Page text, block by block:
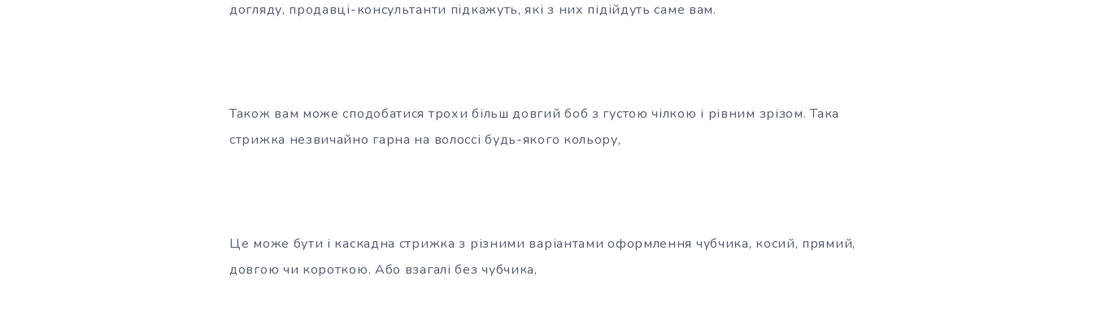
догляду, продавці-консультанти підкажуть, які з них підійдуть саме вам.
Також вам може сподобатися трохи більш довгий боб з густою чілкою і рівним зрізом. Така
стрижка незвичайно гарна на волоссі будь-якого кольору,
Це може бути і каскадна стрижка з різними варіантами оформлення чубчика, косий, прямий,
довгою чи короткою. Або взагалі без чубчика,